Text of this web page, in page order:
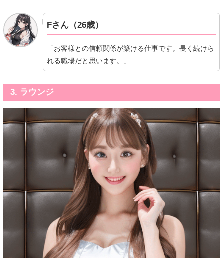
Fさん（26歳）
「お客様との信頼関係が築ける仕事です。長く続けら
れる職場だと思います。」
3. ラウンジ